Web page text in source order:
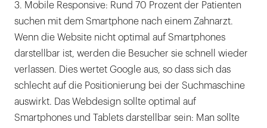
3. Mobile Responsive: Rund 70 Prozent der Patienten
suchen mit dem Smartphone nach einem Zahnarzt.
Wenn die Website nicht optimal auf Smartphones
darstellbar ist, werden die Besucher sie schnell wieder
verlassen. Dies wertet Google aus, so dass sich das
schlecht auf die Positionierung bei der Suchmaschine
auswirkt. Das Webdesign sollte optimal auf
Smartphones und Tablets darstellbar sein: Man sollte